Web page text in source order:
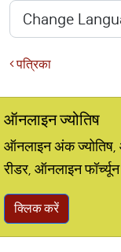
पत्रिका
ऑनलाइन ज्योतिष
ऑनलाइन अंक ज्योतिष,
रीडर, ऑनलाइन
क्लिक करें